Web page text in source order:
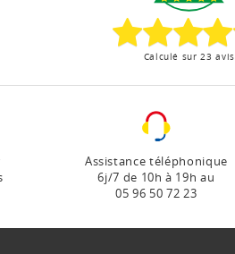
Calculé sur 23 avis
Assistance téléphonique
6j/7 de 10h à 19h au
05 96 50 72 23